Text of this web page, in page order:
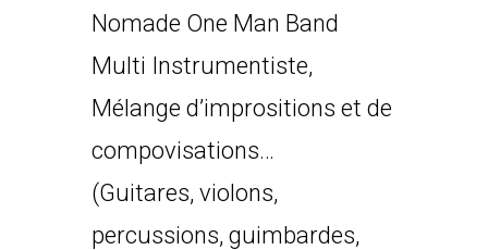
Nomade One Man Band
Multi Instrumentiste,
Mélange d’imprositions et de
compovisations…
(Guitares, violons,
percussions, guimbardes,